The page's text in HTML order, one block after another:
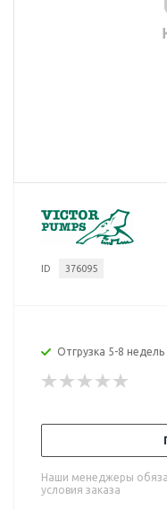
ID 376095
Отгрузка 5-8 недель
Наши менеджеры
условия заказа